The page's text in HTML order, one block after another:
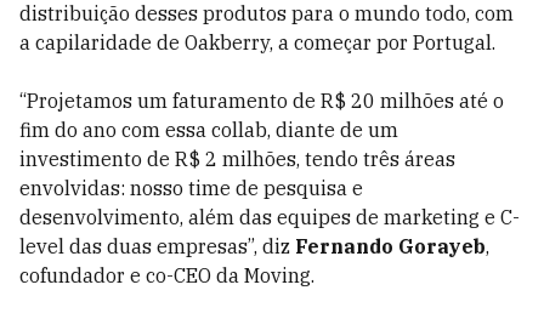
distribuição desses produtos para o mundo todo, com
a capilaridade de Oakberry, a começar por Portugal.
“Projetamos um faturamento de R$ 20 milhões até o
fim do ano com essa collab, diante de um
investimento de R$ 2 milhões, tendo três áreas
envolvidas: nosso time de pesquisa e
desenvolvimento, além das equipes de marketing e C-
level das duas empresas”, diz Fernando Gorayeb,
cofundador e co-CEO da Moving.